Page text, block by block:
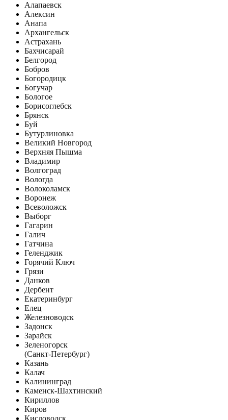
Алапаевск
Алексин
Анапа
Архангельск
Астрахань
Бахчисарай
Белгород
Бобров
Богородицк
Богучар
Бологое
Борисоглебск
Брянск
Буй
Бутурлиновка
Великий Новгород
Верхняя Пышма
Владимир
Волгоград
Вологда
Волоколамск
Воронеж
Всеволожск
Выборг
Гагарин
Галич
Гатчина
Геленджик
Горячий Ключ
Грязи
Данков
Дербент
Екатеринбург
Елец
Железноводск
Задонск
Зарайск
Зеленогорск
(Санкт-Петербург)
Казань
Калач
Калининград
Каменск-Шахтинский
Кириллов
Киров